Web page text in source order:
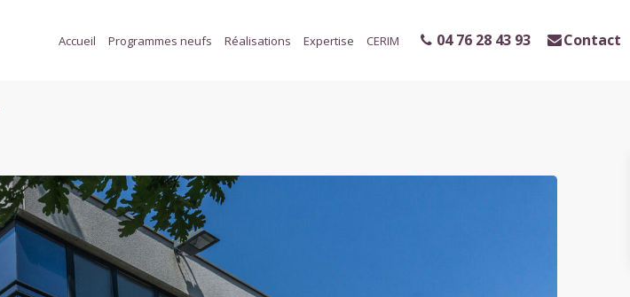
Accueil Programmes neufs Réalisations Expertise CERIM 04 76 28 43 93 Contact